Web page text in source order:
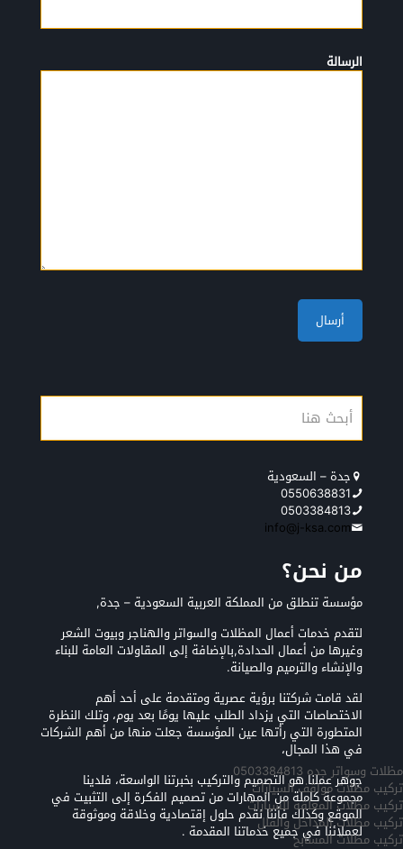
الرسالة
جدة – السعودية
0550638831
0503384813
info@j-ksa.com
من نحن؟
مؤسسة تنطلق من المملكة العربية السعودية – جدة,
لتقدم خدمات أعمال المظلات والسواتر والهناجر وبيوت الشعر
وغيرها من أعمال الحدادة,بالإضافة إلى المقاولات العامة للبناء
والإنشاء والترميم والصيانة.
لقد قامت شركتنا برؤية عصرية ومتقدمة على أحد أهم
الاختصاصات التي يزداد الطلب عليها يومًا بعد يوم، وتلك النظرة
المتطورة التي رأتها عين المؤسسة جعلت منها من أهم الشركات
في هذا المجال،
جوهر عملنا هو التصميم والتركيب بخبرتنا الواسعة، فلدينا
مجموعة كاملة من المهارات من تصميم الفكرة إلى التثبيت في
الموقع وكذلك فأننا نقدم حلول إقتصادية وخلاقة وموثوقة
لعملائنا في جميع خدماتنا المقدمة .
مظلات وسواتر جده 0503384813
تركيب مظلات مواقف السيارات
تركيب مظلات المعلقه للسيارات
تركيب مظلات المداخل والفلل
تركيب مظلات المسابح